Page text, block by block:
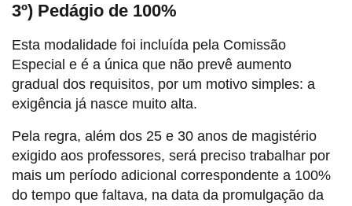
3º) Pedágio de 100%
Esta modalidade foi incluída pela Comissão
Especial e é a única que não prevê aumento
gradual dos requisitos, por um motivo simples: a
exigência já nasce muito alta.
Pela regra, além dos 25 e 30 anos de magistério
exigido aos professores, será preciso trabalhar por
mais um período adicional correspondente a 100%
do tempo que faltava, na data da promulgação da